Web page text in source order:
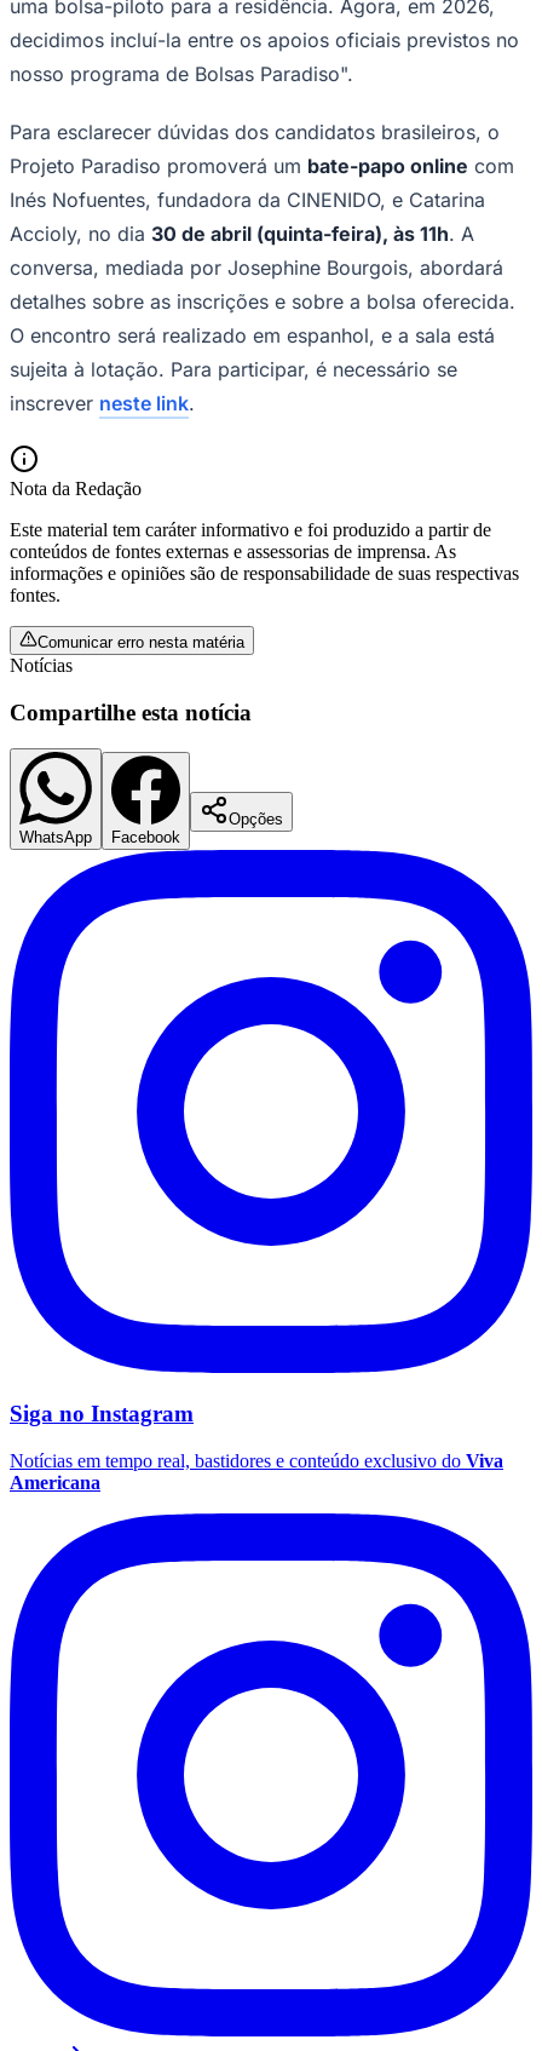
São Paulo
Santos
Flamengo
uma bolsa-piloto para a residência. Agora, em 2026,
decidimos incluí-la entre os apoios oficiais previstos no
nosso programa de Bolsas Paradiso".
Para esclarecer dúvidas dos candidatos brasileiros, o
Projeto Paradiso promoverá um bate-papo online com
Inés Nofuentes, fundadora da CINENIDO, e Catarina
Accioly, no dia 30 de abril (quinta-feira), às 11h. A
conversa, mediada por Josephine Bourgois, abordará
detalhes sobre as inscrições e sobre a bolsa oferecida.
O encontro será realizado em espanhol, e a sala está
sujeita à lotação. Para participar, é necessário se
inscrever neste link.
Nota da Redação
Este material tem caráter informativo e foi produzido a partir de
conteúdos de fontes externas e assessorias de imprensa. As
informações e opiniões são de responsabilidade de suas respectivas
fontes.
Comunicar erro nesta matéria
Notícias
Compartilhe esta notícia
WhatsApp Facebook
Opções
Siga no Instagram
Notícias em tempo real, bastidores e conteúdo exclusivo do Viva
Americana